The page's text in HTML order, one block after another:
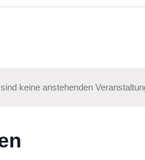
keine anstehenden